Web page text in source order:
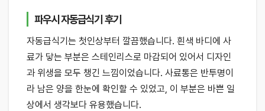
파우시 자동급식기 후기
자동급식기는 첫인상부터 깔끔했습니다. 흰색 바디에 사
료가 닿는 부분은 스테인리스로 마감되어 있어서 디자인
과 위생을 모두 챙긴 느낌이었습니다. 사료통은 반투명이
라 남은 양을 한눈에 확인할 수 있었고, 이 부분은 바쁜 일
상에서 생각보다 유용했습니다.